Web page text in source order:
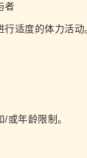
者
适度的体力活动
或年龄限制。